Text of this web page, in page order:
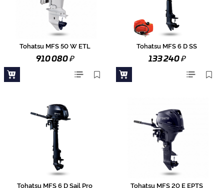
Tohatsu MFS 50 W ETL
910 080₽
Tohatsu MFS 6 D SS
133 240₽
Tohatsu MFS 6 D Sail Pro Tohatsu MFS 20 E EPTS